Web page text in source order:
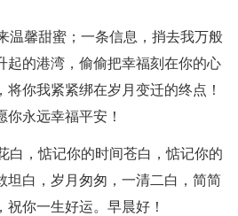
温馨甜蜜；一条信息，捎去我万般
起的港湾，偷偷把幸福刻在你的心
你我紧紧绑在岁月变迁的终点！
永远幸福平安！
白，惦记你的时间苍白，惦记你的
坦白，岁月匆匆，一清二白，简简
你一生好运。早晨好！